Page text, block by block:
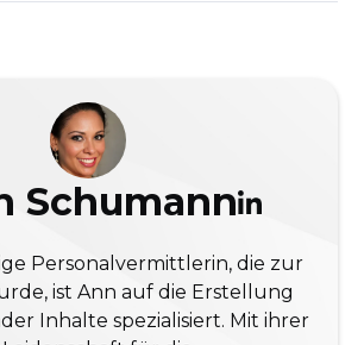
Schumann
Personalvermittlerin, die zur
ist Ann auf die Erstellung
Inhalte spezialisiert. Mit ihrer